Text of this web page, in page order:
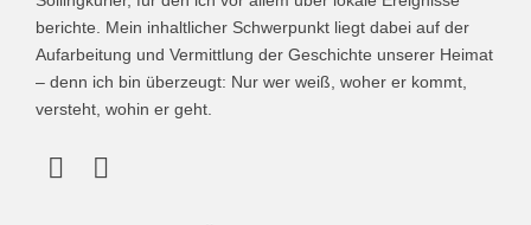
berichte. Mein inhaltlicher Schwerpunkt liegt dabei auf der
Aufarbeitung und Vermittlung der Geschichte unserer Heimat
– denn ich bin überzeugt: Nur wer weiß, woher er kommt,
versteht, wohin er geht.